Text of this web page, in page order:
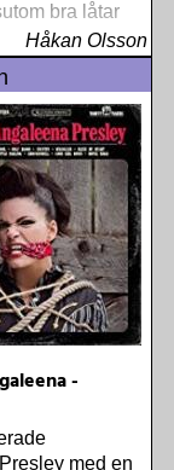
bra låtar
Håkan Olsson
-
med en